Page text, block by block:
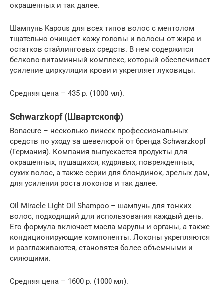
окрашенных и так далее.
Шампунь Kapous для всех типов волос с ментолом
тщательно очищает кожу головы и волосы от жира и
остатков стайлинговых средств. В нем содержится
белково-витаминный комплекс, который обеспечивает
усиление циркуляции крови и укрепляет луковицы.
Средняя цена – 435 р. (1000 мл).
Schwarzkopf (Швартскопф)
Bonacure – несколько линеек профессиональных
средств по уходу за шевелюрой от бренда Schwarzkopf
(Германия). Компания выпускается продукты для
окрашенных, пушащихся, кудрявых, поврежденных,
сухих волос, а также серии для блондинок, зрелых дам,
для усиления роста локонов и так далее.
Oil Miracle Light Oil Shampoo – шампунь для тонких
волос, подходящий для использования каждый день.
Его формула включает масла марулы и органы, а также
кондиционирующие компоненты. Локоны укрепляются
и разглаживаются, становятся более объемными и
сияющими.
Средняя цена – 1600 р. (1000 мл).